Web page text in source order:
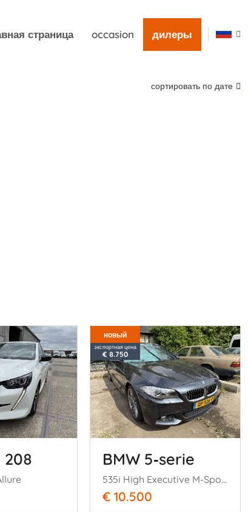
страница occasion дилеры
сортировать по дате
208
новый
экспортная цена
€ 8.750
BMW 5‑serie
535i High Executive M-Sport
€ 10.500